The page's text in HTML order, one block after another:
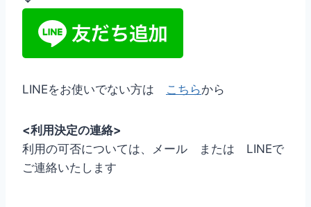
LINEをお使いでない方は こちらから
<利用決定の連絡>
利用の可否については、メール または LINEで
ご連絡いたします